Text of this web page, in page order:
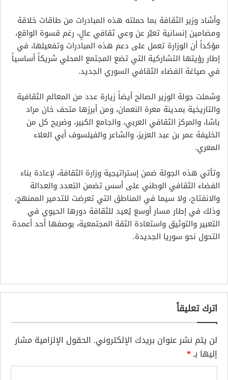
وأشاد وزير الثقافة بما حملته هذه المبادرات من طاقات خلاقة
ومضامين إنسانية تعبّر عن وعي ثقافي عالٍ، رغم قسوة الواقع،
مؤكداً أن الوزارة تعمل على دعم هذه المبادرات وتفعيلها، في
إطار رؤيتها التشاركية التي تضع المجتمع المحلي شريكاً أساسياً
في صياغة الفضاء الثقافي السوري الجديد.
وشملت جولة الوزير الصالح أيضاً زيارة عدد من المعالم الثقافية
والتاريخية بمدينة معرة النعمان، ومن أبرزها متحف خان مراد
باشا، والمركز الثقافي العربي، والجامع الكبير، وضريح كل من
الخليفة عمر بن عبد العزيز، والشاعر والفيلسوف أبي العلاء
المعري.
وتأتي هذه الجولة ضمن إستراتيجية وزارة الثقافة، لإعادة بناء
الفضاء الثقافي الوطني على أسس تضمن التعدد والعدالة
والانفتاح، ولا سيما في المناطق التي تعرضت للتدمير الممنهج،
وذلك في إطار مسار أوسع يُعيد للثقافة دورها الحيوي في
التعبير والتوثيق واستعادة الثقة المجتمعية، بوصفها أحد أعمدة
التحول نحو سوريا الجديدة.
اترك تعليقاً
لن يتم نشر عنوان بريدك الإلكتروني. الحقول الإلزامية مشار
إليها بـ*